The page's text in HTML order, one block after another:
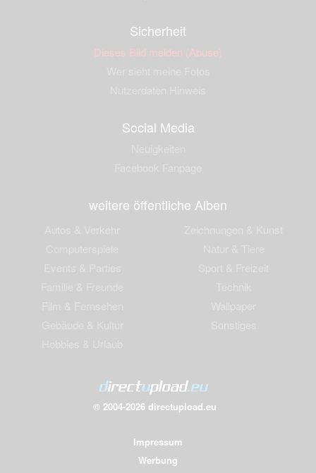
Sicherheit
Dieses Bild melden (Abuse)
Social Media
weitere öffentliche Alben
© 2004-2026 directupload.eu
Impressum
Werbung